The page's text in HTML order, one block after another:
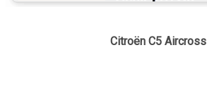
Citroën C5 Aircross